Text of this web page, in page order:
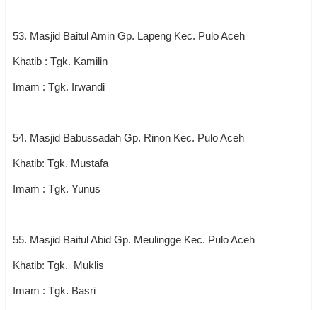
53. Masjid Baitul Amin Gp. Lapeng Kec. Pulo Aceh
Khatib : Tgk. Kamilin
Imam : Tgk. Irwandi
54. Masjid Babussadah Gp. Rinon Kec. Pulo Aceh
Khatib: Tgk. Mustafa
Imam : Tgk. Yunus
55. Masjid Baitul Abid Gp. Meulingge Kec. Pulo Aceh
Khatib: Tgk. Muklis
Imam : Tgk. Basri